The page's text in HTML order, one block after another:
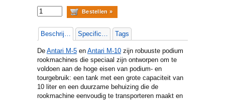
Beschrijving Specificaties Tags
De Antari M-5 en Antari M-10 zijn robuuste podium
rookmachines die speciaal zijn ontworpen om te
voldoen aan de hoge eisen van podium- en
tourgebruik: een tank met een grote capaciteit van
10 liter en een duurzame behuizing die de
rookmachine eenvoudig te transporteren maakt en